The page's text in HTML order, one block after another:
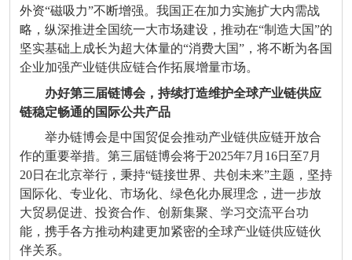
外资“磁吸力”不断增强。我国正在加力实施扩大内需战
略，纵深推进全国统一大市场建设，推动在“制造大国”的
坚实基础上成长为超大体量的“消费大国”，将不断为各国
企业加强产业链供应链合作拓展增量市场。
办好第三届链博会，持续打造维护全球产业链供应
链稳定畅通的国际公共产品
举办链博会是中国贸促会推动产业链供应链开放合
作的重要举措。第三届链博会将于2025年7月16日至7月
20日在北京举行，秉持“链接世界、共创未来”主题，坚持
国际化、专业化、市场化、绿色化办展理念，进一步放
大贸易促进、投资合作、创新集聚、学习交流平台功
能，携手各方推动构建更加紧密的全球产业链供应链伙
伴关系。